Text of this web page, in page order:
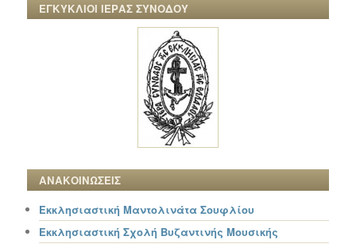
ΕΓΚΥΚΛΙΟΙ ΙΕΡΑΣ ΣΥΝΟΔΟΥ
ΑΝΑΚΟΙΝΩΣΕΙΣ
Εκκλησιαστική Μαντολινάτα Σουφλίου
Εκκλησιαστική Σχολή Βυζαντινής Μουσικής